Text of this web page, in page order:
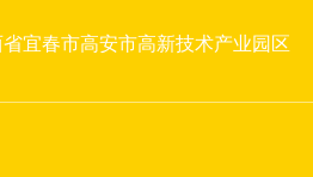
宜春市高安市高新技术产业园区